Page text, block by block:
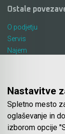
Ostale
O podjetju
Servis
Najem
Spletna trgovina
Pogoji poslovanja
Nastavitve
Spletno mesto
oglaševanje in
izborom opcije